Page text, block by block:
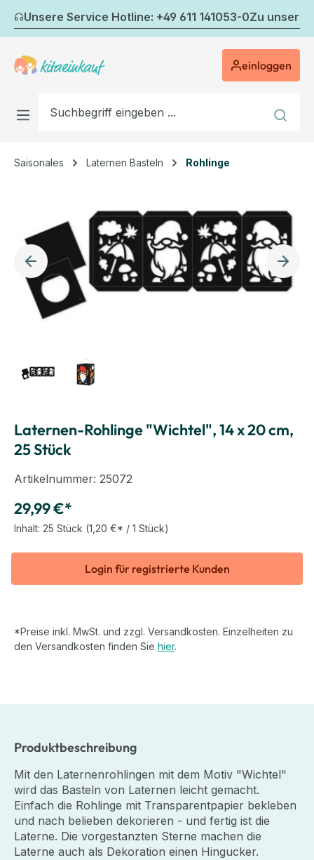
Zum Hauptinhalt springen
Unsere Service Hotline: +49 611 141053-0Zu
einloggen
Saisonales Laternen Basteln Rohlinge
Laternen-Rohlinge "Wichtel", 14 x 20 cm,
25 Stück
Artikelnummer: 25072
29,99 €*
Inhalt: 25 Stück (1,20 €* / 1 Stück)
Login für registrierte Kunden
*Preise inkl. MwSt. und zzgl. Versandkosten. Einzelheiten zu
den Versandkosten finden Sie hier.
Produktbeschreibung
Mit den Laternenrohlingen mit dem Motiv "Wichtel"
wird das Basteln von Laternen leicht gemacht.
Einfach die Rohlinge mit Transparentpapier bekleben
und nach belieben dekorieren - und fertig ist die
Laterne. Die vorgestanzten Sterne machen die
Laterne auch als Dekoration einen Hingucker.